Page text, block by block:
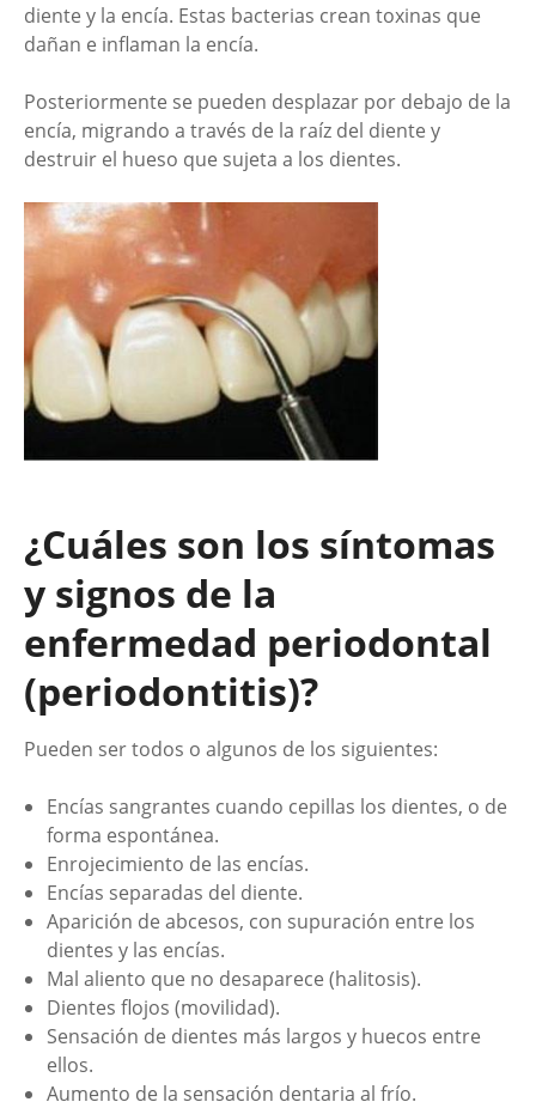
diente y la encía. Estas bacterias crean toxinas que
dañan e inflaman la encía.
Posteriormente se pueden desplazar por debajo de la
encía, migrando a través de la raíz del diente y
destruir el hueso que sujeta a los dientes.
¿Cuáles son los síntomas
y signos de la
enfermedad periodontal
(periodontitis)?
Pueden ser todos o algunos de los siguientes:
Encías sangrantes cuando cepillas los dientes, o de
forma espontánea.
Enrojecimiento de las encías.
Encías separadas del diente.
Aparición de abcesos, con supuración entre los
dientes y las encías.
Mal aliento que no desaparece (halitosis).
Dientes flojos (movilidad).
Sensación de dientes más largos y huecos entre
ellos.
Aumento de la sensación dentaria al frío.